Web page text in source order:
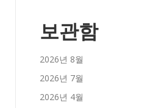
보관함
2026년 8월
2026년 7월
2026년 4월